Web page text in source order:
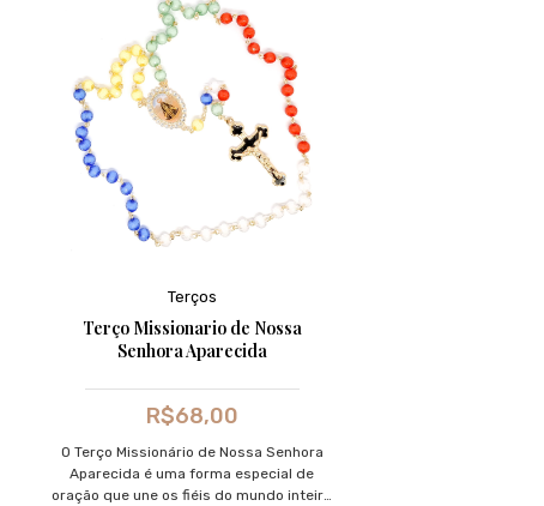
Terços
Terço Missionario de Nossa
Senhora Aparecida
R$68,00
O Terço Missionário de Nossa Senhora
Aparecida é uma forma especial de
oração que une os fiéis do mundo inteiro